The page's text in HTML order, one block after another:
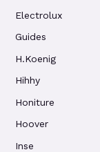
Electrolux
Guides
H.Koenig
Hihhy
Honiture
Hoover
Inse